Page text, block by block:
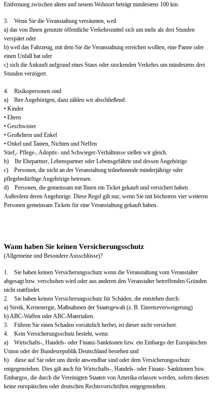
Entfernung zwischen altem und neuem Wohnort beträgt mindestens 100 km.
3. Wenn Sie die Veranstaltung versäumen, weil
a) das von Ihnen genutzte öffentliche Verkehrsmittel sich um mehr als drei Stunden
verspätet oder
b) weil das Fahrzeug, mit dem Sie die Veranstaltung erreichen wollten, eine Panne oder
einen Unfall hat oder
c) sich die Ankunft aufgrund eines Staus oder stockenden Verkehrs um mindestens drei
Stunden verzögert.
4. Risikopersonen sind
a) Ihre Angehörigen, dazu zählen wir abschließend:
• Kinder
• Eltern
• Geschwister
• Großeltern und Enkel
• Onkel und Tanten, Nichten und Neffen
Stief,- Pflege-, Adoptiv- und Schwieger-Verhältnisse stellen wir gleich.
b) Ihr Ehepartner, Lebenspartner oder Lebensgefährte und dessen Angehörige.
c) Personen, die nicht an der Veranstaltung teilnehmende minderjährige oder
pflegebedürftige Angehörige betreuen.
d) Personen, die gemeinsam mit Ihnen ein Ticket gekauft und versichert haben.
Außerdem deren Angehörige. Diese Regel gilt nur, wenn Sie mit höchstens vier weiteren
Personen gemeinsam Tickets für eine Veranstaltung gekauft haben.
Wann haben Sie keinen Versicherungsschutz
(Allgemeine und Besondere Ausschlüsse)?
1. Sie haben keinen Versicherungsschutz wenn die Veranstaltung vom Veranstalter
abgesagt bzw. verschoben wird oder aus anderen den Veranstalter betreffenden Gründen
nicht stattfindet.
2. Sie haben keinen Versicherungsschutz für Schäden, die entstehen durch:
a) Streik, Kernenergie, Maßnahmen der Staatsgewalt (z. B. Einreiseverweigerung)
b) ABC-Waffen oder ABC-Materialien.
3. Führen Sie einen Schaden vorsätzlich herbei, ist dieser nicht versichert.
4. Kein Versicherungsschutz besteht, wenn:
a) Wirtschafts-, Handels- oder Finanz-Sanktionen bzw. ein Embargo der Europäischen
Union oder der Bundesrepublik Deutschland bestehen und
b) diese auf Sie oder uns direkt anwendbar sind oder dem Versicherungsschutz
entgegenstehen. Dies gilt auch für Wirtschafts-, Handels- oder Finanz- Sanktionen bzw.
Embargos, die durch die Vereinigten Staaten von Amerika erlassen werden, sofern diesen
keine europäischen oder deutschen Rechtsvorschriften entgegenstehen.